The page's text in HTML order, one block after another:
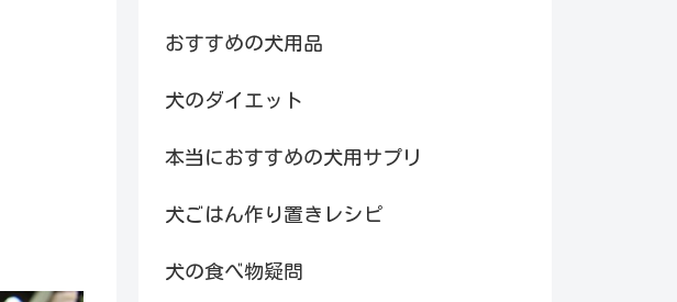
おすすめの犬用品
犬のダイエット
本当におすすめの犬用サプリ
犬ごはん作り置きレシピ
犬の食べ物疑問